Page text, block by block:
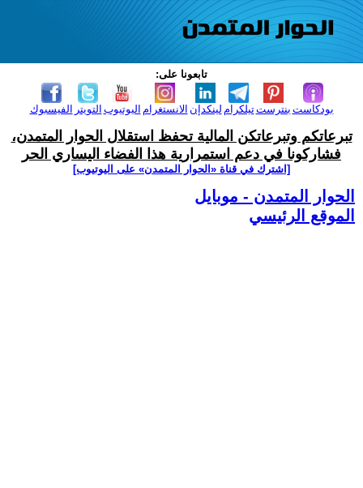
تابعونا على:
الفيسبوك التويتر اليوتيوب الانستغرام لينكدإن تيلكرامبنترست بودكاست
تبرعاتكم وتبرعاتكن المالية تحفظ استقلال الحوار المتمدن،
فشاركونا في دعم استمرارية هذا الفضاء اليساري الحر
[اشترك في قناة ‫«الحوار المتمدن» على اليوتيوب]
الحوار المتمدن - موبايل
الموقع الرئيسي